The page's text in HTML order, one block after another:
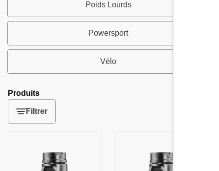
Poids Lourds
Powersport
Vélo
Produits
Filtrer